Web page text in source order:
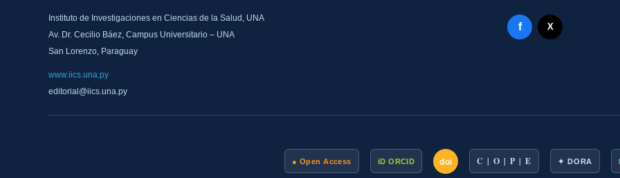
Instituto de Investigaciones en Ciencias de la Salud, UNA
Av. Dr. Cecilio Báez, Campus Universitario – UNA
San Lorenzo, Paraguay
www.iics.una.py
editorial@iics.una.py
Facebook -
f X Twitter - MIICS
X
● Open Access iD ORCID doi C | O | P | E ✦ DORA